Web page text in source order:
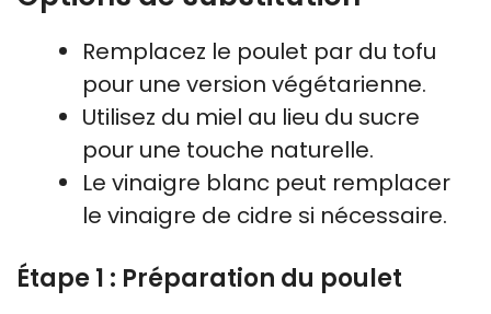
Remplacez le poulet par du tofu
pour une version végétarienne.
Utilisez du miel au lieu du sucre
pour une touche naturelle.
Le vinaigre blanc peut remplacer
le vinaigre de cidre si nécessaire.
Étape 1 : Préparation du poulet